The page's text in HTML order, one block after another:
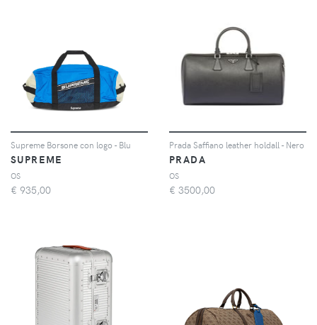
Supreme Borsone con logo - Blu
SUPREME
OS
€ 935,00
Prada Saffiano leather holdall - Nero
PRADA
OS
€ 3500,00